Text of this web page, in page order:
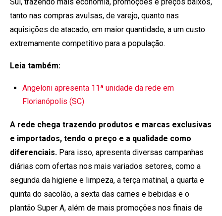
tanto nas compras avulsas, de varejo, quanto nas
aquisições de atacado, em maior quantidade, a um custo
extremamente competitivo para a população.
Leia também:
Angeloni apresenta 11ª unidade da rede em
Florianópolis (SC)
A rede chega trazendo produtos e marcas exclusivas
e importados, tendo o preço e a qualidade como
diferenciais. Para isso, apresenta diversas campanhas
diárias com ofertas nos mais variados setores, como a
segunda da higiene e limpeza, a terça matinal, a quarta e
quinta do sacolão, a sexta das carnes e bebidas e o
plantão Super A, além de mais promoções nos finais de